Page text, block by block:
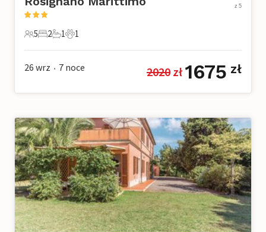
5 Goście
5
2 Sypialnie
2
1 Łazienka
1
1 Zwierzę domowe
1
z 5
26 wrz • 7 noce 2020 zł 1675 zł